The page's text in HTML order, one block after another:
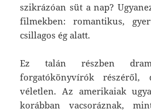
szikrázóan süt a nap?
filmekben: romantikus,
csillagos ég alatt.
Ez talán részben
forgatókönyvírók részéről,
véletlen. Az amerikaiak
korábban vacsoráznak,